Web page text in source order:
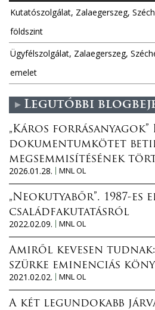
Kutatószolgálat, Zalaegerszeg,
földszint
Ügyfélszolgálat, Zalaegerszeg,
emelet
Legutóbbi
„Káros forrásanyagok”
dokumentumkötet
megsemmisítésének
2026.01.28.
MNL OL
„Neokutyabőr”. 1987-es
családfakutatásról
2022.02.09.
MNL OL
Amiről kevesen tudnak:
szürke eminenciás
2021.02.02.
MNL OL
A két legundokabb